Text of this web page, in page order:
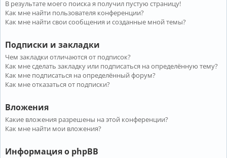
В результате моего поиска я получил пустую страницу!
Как мне найти пользователя конференции?
Как мне найти свои сообщения и созданные мной темы?
Подписки и закладки
Чем закладки отличаются от подписок?
Как мне сделать закладку или подписаться на определённую тему?
Как мне подписаться на определённый форум?
Как мне отказаться от подписки?
Вложения
Какие вложения разрешены на этой конференции?
Как мне найти мои вложения?
Информация о phpBB